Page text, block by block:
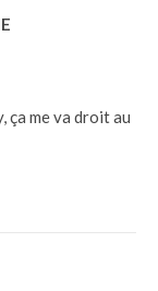
ça me va droit au